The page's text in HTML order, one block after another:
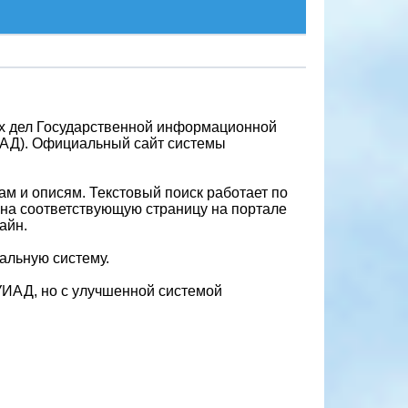
Государственной информационной
Официальный сайт системы
и описям. Текстовый поиск работает по
соответствующую страницу на портале
систему.
но с улучшенной системой